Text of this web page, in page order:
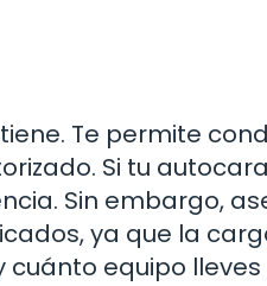
Te permite
Si tu
Sin embargo,
ya que la
equipo lleves